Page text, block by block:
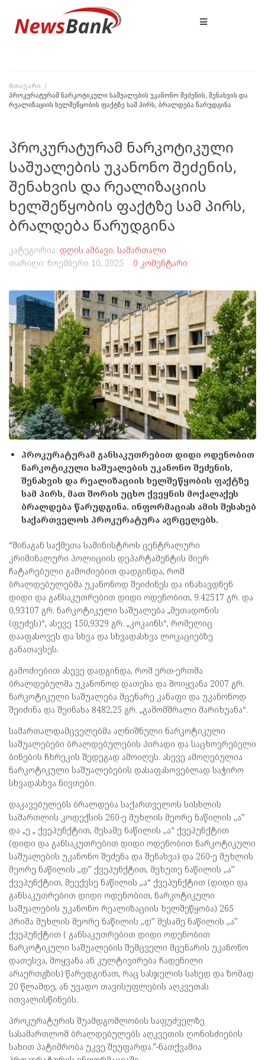
მთავარი /
პროკურატურამ ნარკოტიკული საშუალების უკანონო შეძენის, შენახვის და
რეალიზაციის ხელშეწყობის ფაქტზე სამ პირს, ბრალდება წარუდგინა
პროკურატურამ ნარკოტიკული
საშუალების უკანონო შეძენის,
შენახვის და რეალიზაციის
ხელშეწყობის ფაქტზე სამ პირს,
ბრალდება წარუდგინა
კატეგორია: დღის ამბავი, სამართალი
თარიღი: ნოემბერი 10, 2025 0 კომენტარი
პროკურატურამ განსაკუთრებით დიდი ოდენობით
ნარკოტიკული საშუალების უკანონო შეძენის,
შენახვის და რეალიზაციის ხელშეწყობის ფაქტზე
სამ პირს, მათ შორის უცხო ქვეყნის მოქალაქეს
ბრალდება წარუდგინა. ინფორმაციას ამის შესახებ
საქართველოს პროკურატურა ავრცელებს.
“შინაგან საქმეთა სამინისტროს ცენტრალური
კრიმინალური პოლიციის დეპარტამენტის მიერ
ჩატარებული გამოძიებით დადგინდა, რომ
ბრალდებულებმა უკანონოდ შეიძინეს და ინახავდნენ
დიდი და განსაკუთრებით დიდი ოდენობით, 9.42517 გრ. და
0,93107 გრ. ნარკოტიკული საშუალება „მეთადონის
(ფუძეს)“, ასევე 150,9329 გრ. „კოკაინს“, რომელიც
დააფასოვეს და სხვა და სხვადასხვა ლოკაციებზე
განათავსეს.
გამოძიებით ასევე დადგინდა, რომ ერთ-ერთმა
ბრალდებულმა უკანონოდ დათესა და მოიყვანა 2007 გრ.
ნარკოტიკული საშუალება მცენარე კანაფი და უკანონოდ
შეიძინა და შეინახა 8482,25 გრ. „გამომშრალი მარიხუანა“.
სამართალდამცველებმა აღნიშნული ნარკოტიკული
საშუალებები ბრალდებულების პირადი და საცხოვრებელი
ბინების ჩხრეკის შედეგად ამოიღეს. ასევე ამოღებულია
ნარკოტიკული საშუალებების დასაფასოვებლად საჭირო
სხვადასხვა ნივთები.
დაკავებულებს ბრალდება საქართველოს სისხლის
სამართლის კოდექსის 260-ე მუხლის მეორე ნაწილის ,,ა’’
და „ე „ ქვეპუნქტით, მესამე ნაწილის ,,ა“ ქვეპუნქტით
(დიდი და განსაკუთრებით დიდი ოდენობით ნარკოტიკული
საშუალების უკანონო შეძენა და შენახვა) და 260-ე მუხლის
მეორე ნაწილის ,,დ’’ ქვეპუნქტით, მეხუთე ნაწილის ,,ა’’
ქვეპუნქტით, მეექვსე ნაწილის ,,ა“ ქვეპუნქტით (დიდი და
განსაკუთრებით დიდი ოდენობით, ნარკოტიკული
საშუალების უკანონო რეალიზაციის ხელშეწყობა) 265
პრიმა მუხლის მეორე ნაწილის ,,დ’’ მესამე ნაწილის ,,ა’’
ქვეპუნქტით ( განსაკუთრებით დიდი ოდენობით
ნარკოტიკული საშუალების შემცველი მცენარის უკანონო
დათესვა, მოყვანა ან კულტივირება ჩადენილი
არაერთგზის) წარედგინათ, რაც სასჯელის სახედ და ზომად
20 წლამდე, ან უვადო თავისუფლების აღკვეთას
ითვალისწინებს.
პროკურატურის შუამდგომლობის საფუძველზე
სასამართლომ ბრალდებულებს აღკვეთის ღონისძიების
სახით პატიმრობა უკვე შეუფარდა.”-ნათქვამია